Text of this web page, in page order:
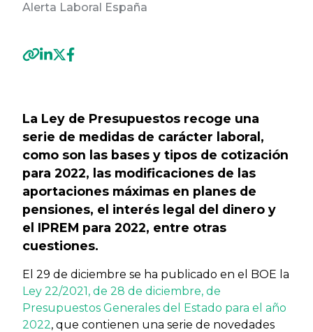
Alerta Laboral España
La Ley de Presupuestos recoge una
serie de medidas de carácter laboral,
como son las bases y tipos de cotización
para 2022, las modificaciones de las
aportaciones máximas en planes de
pensiones, el interés legal del dinero y
el IPREM para 2022, entre otras
cuestiones.
El 29 de diciembre se ha publicado en el BOE la
Ley 22/2021, de 28 de diciembre, de
Presupuestos Generales del Estado para el año
2022, que contienen una serie de novedades